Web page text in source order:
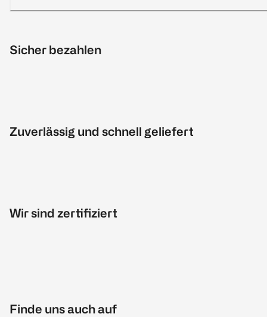
Sicher bezahlen
Zuverlässig und schnell geliefert
Wir sind zertifiziert
Finde uns auch auf